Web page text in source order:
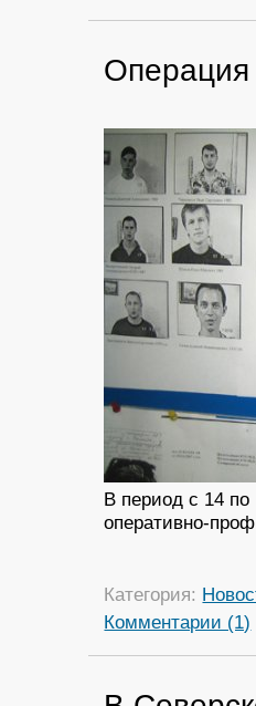
Операция
В период с 14
оперативно-
Категория:
Комментарии (1)